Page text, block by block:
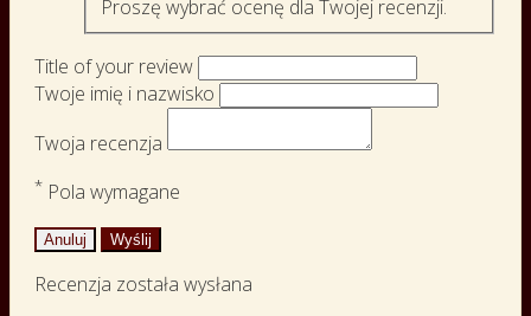
Proszę wybrać ocenę dla Twojej recenzji.
Title of your review
Twoje imię i nazwisko
Twoja recenzja
* Pola wymagane
Anuluj Wyślij
Recenzja została wysłana